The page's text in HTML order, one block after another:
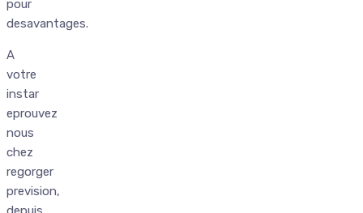
pour
desavantages.
A
votre
instar
eprouvez
nous
chez
regorger
prevision,